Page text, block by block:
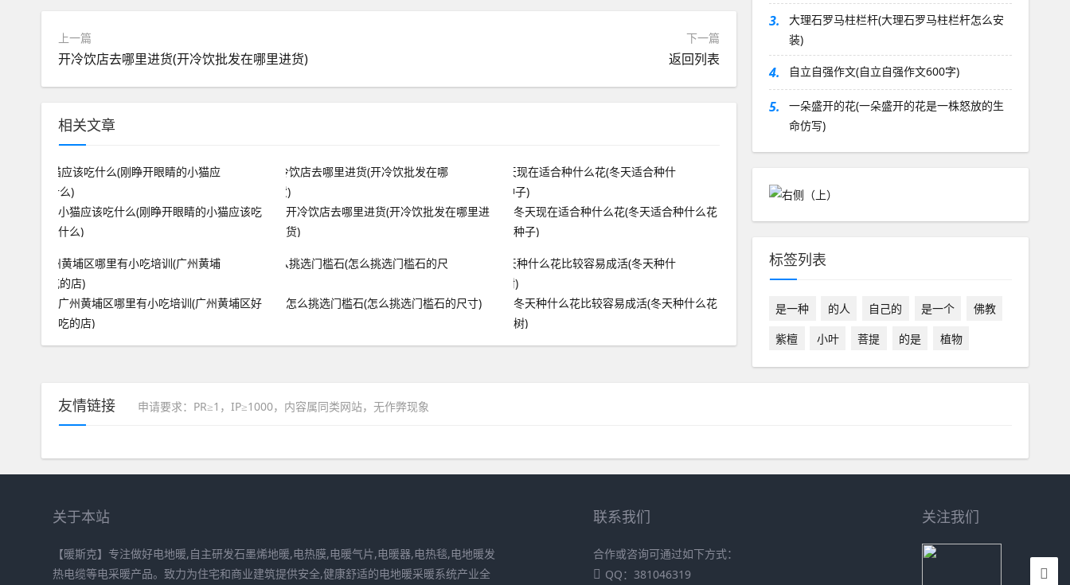
上一篇
开冷饮店去哪里进货(开冷饮批发在哪里进货)
下一篇
返回列表
相关文章
小猫应该吃什么(刚睁开眼睛的小猫应该吃
什么)
开冷饮店去哪里进货(开冷饮批发在哪里进
货)
冬天现在适合种什么花(冬天适合种什么花
种子)
广州黄埔区哪里有小吃培训(广州黄埔区好
吃的店)
怎么挑选门槛石(怎么挑选门槛石的尺寸)
冬天种什么花比较容易成活(冬天种什么花
树)
3.
大理石罗马柱栏杆(大理石罗马柱栏杆怎么安
装)
4. 自立自强作文(自立自强作文600字)
5.
一朵盛开的花(一朵盛开的花是一株怒放的生
命仿写)
标签列表
是一种 的人 自己的 是一个
佛教
紫檀
小叶 菩提 的是 植物
友情链接 申请要求：PR≥1，IP≥1000，内容属同类网站，无作弊现象
关于本站
【暖斯克】专注做好电地暖,自主研发石墨烯地暖,电热膜,电暖气片,电暖器,电热毯,电地暖发
热电缆等电采暖产品。致力为住宅和商业建筑提供安全,健康舒适的电地暖采暖系统产业全
联系我们
合作或咨询可通过如下方式：
QQ：381046319
关注我们